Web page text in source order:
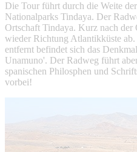
Die Tour führt durch die Weite
Nationalparks Tindaya. Der
Ortschaft Tindaya. Kurz nach der
wieder Richtung Atlantikküste
entfernt befindet sich das
Unamuno'. Der Radweg führt
spanischen Philosphen und
vorbei!